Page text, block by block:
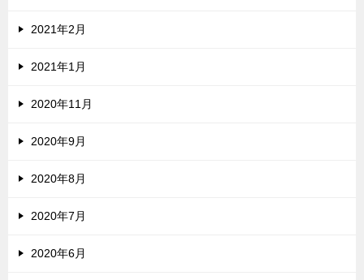
2021年2月
2021年1月
2020年11月
2020年9月
2020年8月
2020年7月
2020年6月